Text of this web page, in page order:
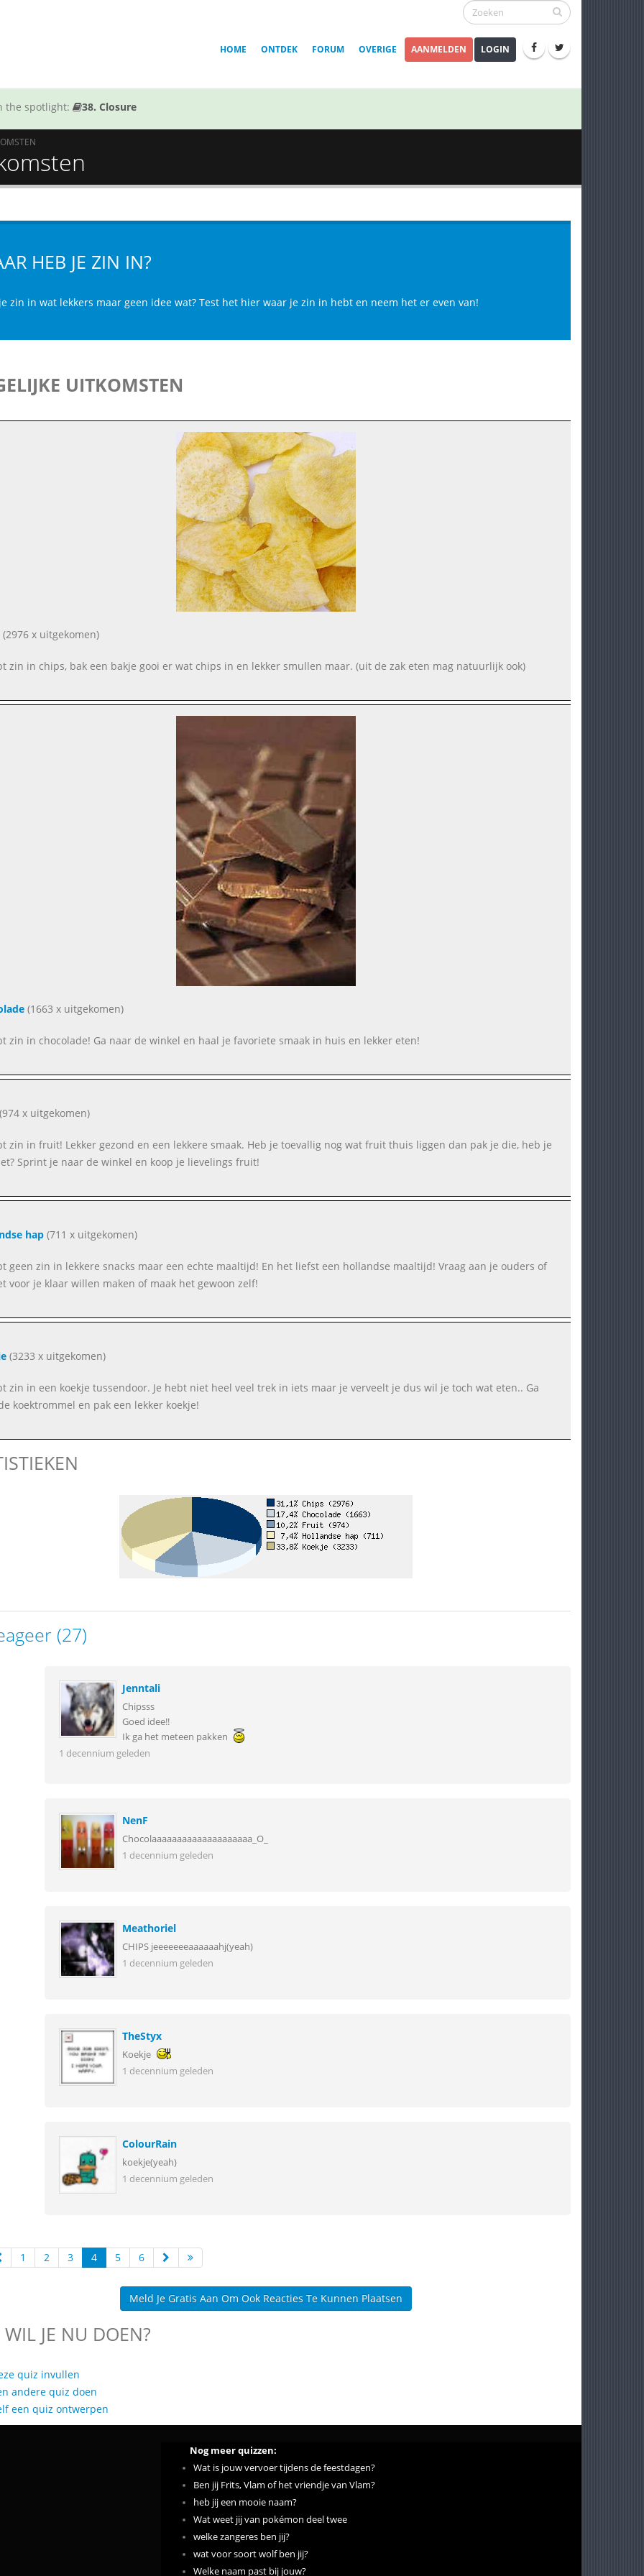
HOME ONTDEK FORUM OVERIGE AANMELDEN LOGIN
the spotlight: 38. Closure
HEB JE ZIN IN?
zin in wat lekkers maar geen idee wat? Test het hier waar je zin in hebt en neem het er even van!
UITKOMSTEN
(2976 x uitgekomen)
zin in chips, bak een bakje gooi er wat chips in en lekker smullen maar. (uit de zak eten mag natuurlijk ook)
(1663 x uitgekomen)
zin in chocolade! Ga naar de winkel en haal je favoriete smaak in huis en lekker eten!
x uitgekomen)
zin in fruit! Lekker gezond en een lekkere smaak. Heb je toevallig nog wat fruit thuis liggen dan pak je die, heb je
Sprint je naar de winkel en koop je lievelings fruit!
hap(711 x uitgekomen)
geen zin in lekkere snacks maar een echte maaltijd! En het liefst een hollandse maaltijd! Vraag aan je ouders of
voor je klaar willen maken of maak het gewoon zelf!
(3233 x uitgekomen)
zin in een koekje tussendoor. Je hebt niet heel veel trek in iets maar je verveelt je dus wil je toch wat eten.. Ga
koektrommel en pak een lekker koekje!
(27)
Jenntali
Chipsss
Goed idee!!
Ik ga het meteen pakken
1 decennium geleden
NenF
Chocolaaaaaaaaaaaaaaaaaaaa_O_
1 decennium geleden
Meathoriel
CHIPS jeeeeeeeaaaaaahj(yeah)
1 decennium geleden
TheStyx
Koekje
1 decennium geleden
ColourRain
koekje(yeah)
1 decennium geleden
1 2 3 4 5 6
Meld Je Gratis Aan Om Ook Reacties Te Kunnen Plaatsen
JE NU DOEN?
quiz invullen
andere quiz doen
een quiz ontwerpen
Nog meer quizzen:
Wat is jouw vervoer tijdens de feestdagen?
Ben jij Frits, Vlam of het vriendje van Vlam?
heb jij een mooie naam?
Wat weet jij van pokémon deel twee
welke zangeres ben jij?
wat voor soort wolf ben jij?
Welke naam past bij jouw?